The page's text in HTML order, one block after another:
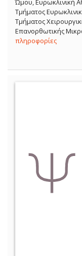
Ώμου, Ευρωκλινική
Τμήματος
Τμήματος
Επανορθωτικής
πληροφορίες